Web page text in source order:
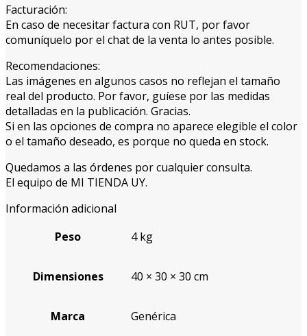
Facturación:
En caso de necesitar factura con RUT, por favor
comuníquelo por el chat de la venta lo antes posible.
Recomendaciones:
Las imágenes en algunos casos no reflejan el tamaño
real del producto. Por favor, guíese por las medidas
detalladas en la publicación. Gracias.
Si en las opciones de compra no aparece elegible el color
o el tamaño deseado, es porque no queda en stock.
Quedamos a las órdenes por cualquier consulta.
El equipo de MI TIENDA UY.
Información adicional
Peso
4 kg
Dimensiones 40 × 30 × 30 cm
Marca Genérica